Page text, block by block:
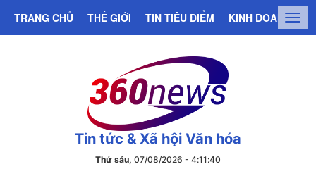
TRANG CHỦ THẾ GIỚI TIN TIÊU ĐIỂM KINH DOANH
Tin tức & Xã hội Văn hóa
Thứ sáu, 07/08/2026 - 4:11:40